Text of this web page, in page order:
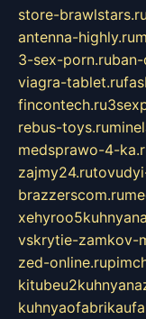
store-brawlstars.ru
antenna-highly.ru
3-sex-porn.ru
viagra-tablet.ru
fincontech.ru
rebus-toys.ru
medsprawo-4-
zajmy24.ru
brazzerscom.ru
vskrytie-zamkov-
zed-online.ru